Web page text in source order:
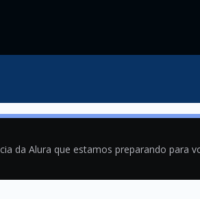
da Alura que estamos preparando para